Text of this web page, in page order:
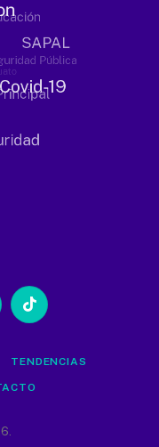
TikTok
TENDENCIAS